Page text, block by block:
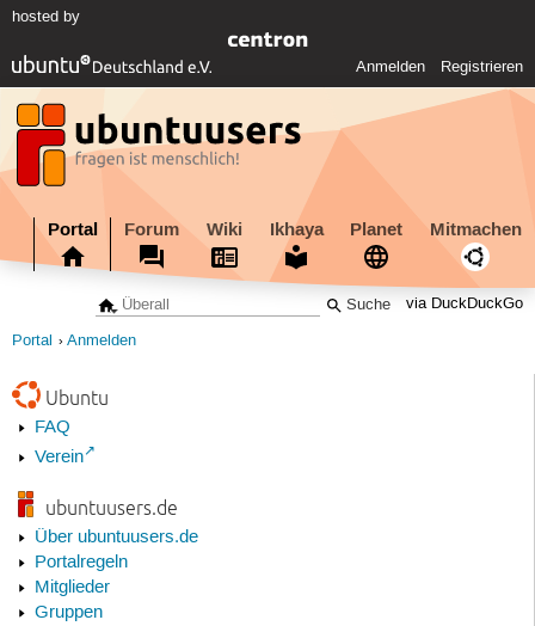
hosted by
Anmelden Registrieren
Portal Forum Wiki Ikhaya Planet Mitmachen
via DuckDuckGo
Portal Anmelden
Ubuntu
FAQ
Verein
ubuntuusers.de
Über ubuntuusers.de
Portalregeln
Mitglieder
Gruppen